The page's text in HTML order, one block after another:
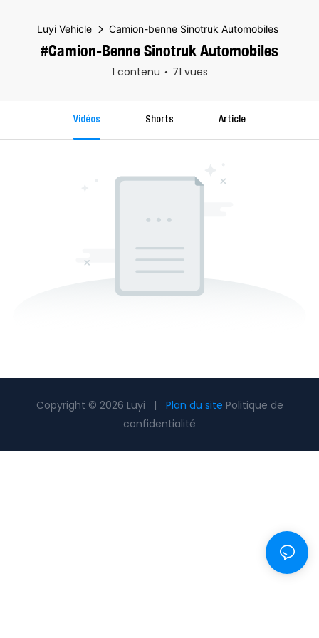
Luyi Vehicle Camion-benne Sinotruk Automobiles
#Camion-Benne Sinotruk Automobiles
1 contenu 71 vues
Vidéos Shorts Article
Copyright © 2026 Luyi | Plan du site Politique de
confidentialité